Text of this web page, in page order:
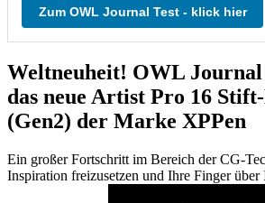
Zum OWL Journal Test - klick hier
Weltneuheit! OWL Journal
das neue Artist Pro 16
(Gen2) der Marke XPPen
Ein großer Fortschritt im Bereich der CG-
Inspiration freizusetzen und Ihre Finger